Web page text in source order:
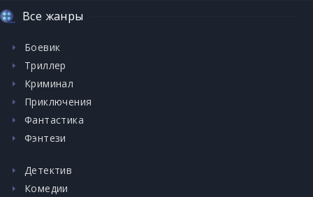
Все жанры
Боевик
Триллер
Криминал
Приключения
Фантастика
Фэнтези
Детектив
Комедии